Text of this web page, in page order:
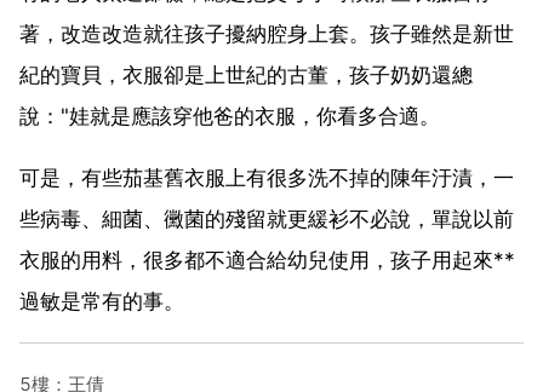
著，改造改造就往孩子擾納腔身上套。孩子雖然是新世
紀的寶貝，衣服卻是上世紀的古董，孩子奶奶還總
說："娃就是應該穿他爸的衣服，你看多合適。
可是，有些茄基舊衣服上有很多洗不掉的陳年汙漬，一
些病毒、細菌、黴菌的殘留就更緩衫不必說，單說以前
衣服的用料，很多都不適合給幼兒使用，孩子用起來**
過敏是常有的事。
5樓：王倩